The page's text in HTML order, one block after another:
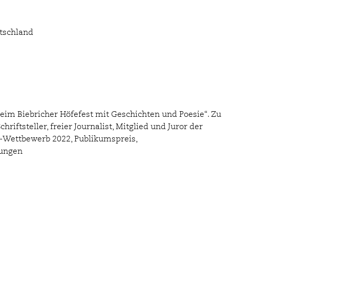
Biebricher Höfefest mit Geschichten und Poesie“. Zu
freier Journalist, Mitglied und Juror der
2022, Publikumspreis,